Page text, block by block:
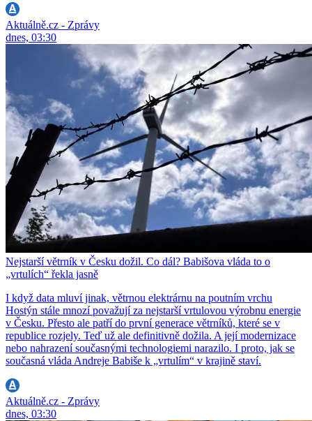
Aktuálně.cz - Zprávy
dnes, 03:30
Nejstarší větrník v Česku dožil. Co dál? Babišova vláda to o
„vrtulích“ řekla jasně
I když data mluví jinak, větrnou elektrárnu na poutním vrchu
Hostýn stále mnozí považují za nejstarší vrtulovou výrobnu energie
v Česku. Přesto ale patří do první generace větrníků, které se v
republice rozjely. Teď už ale definitivně dožila. A její modernizace
nebo nahrazení současnými technologiemi narazilo. I proto, jak se
současná vláda Andreje Babiše k „vrtulím“ v krajině staví.
Aktuálně.cz - Zprávy
dnes, 03:30